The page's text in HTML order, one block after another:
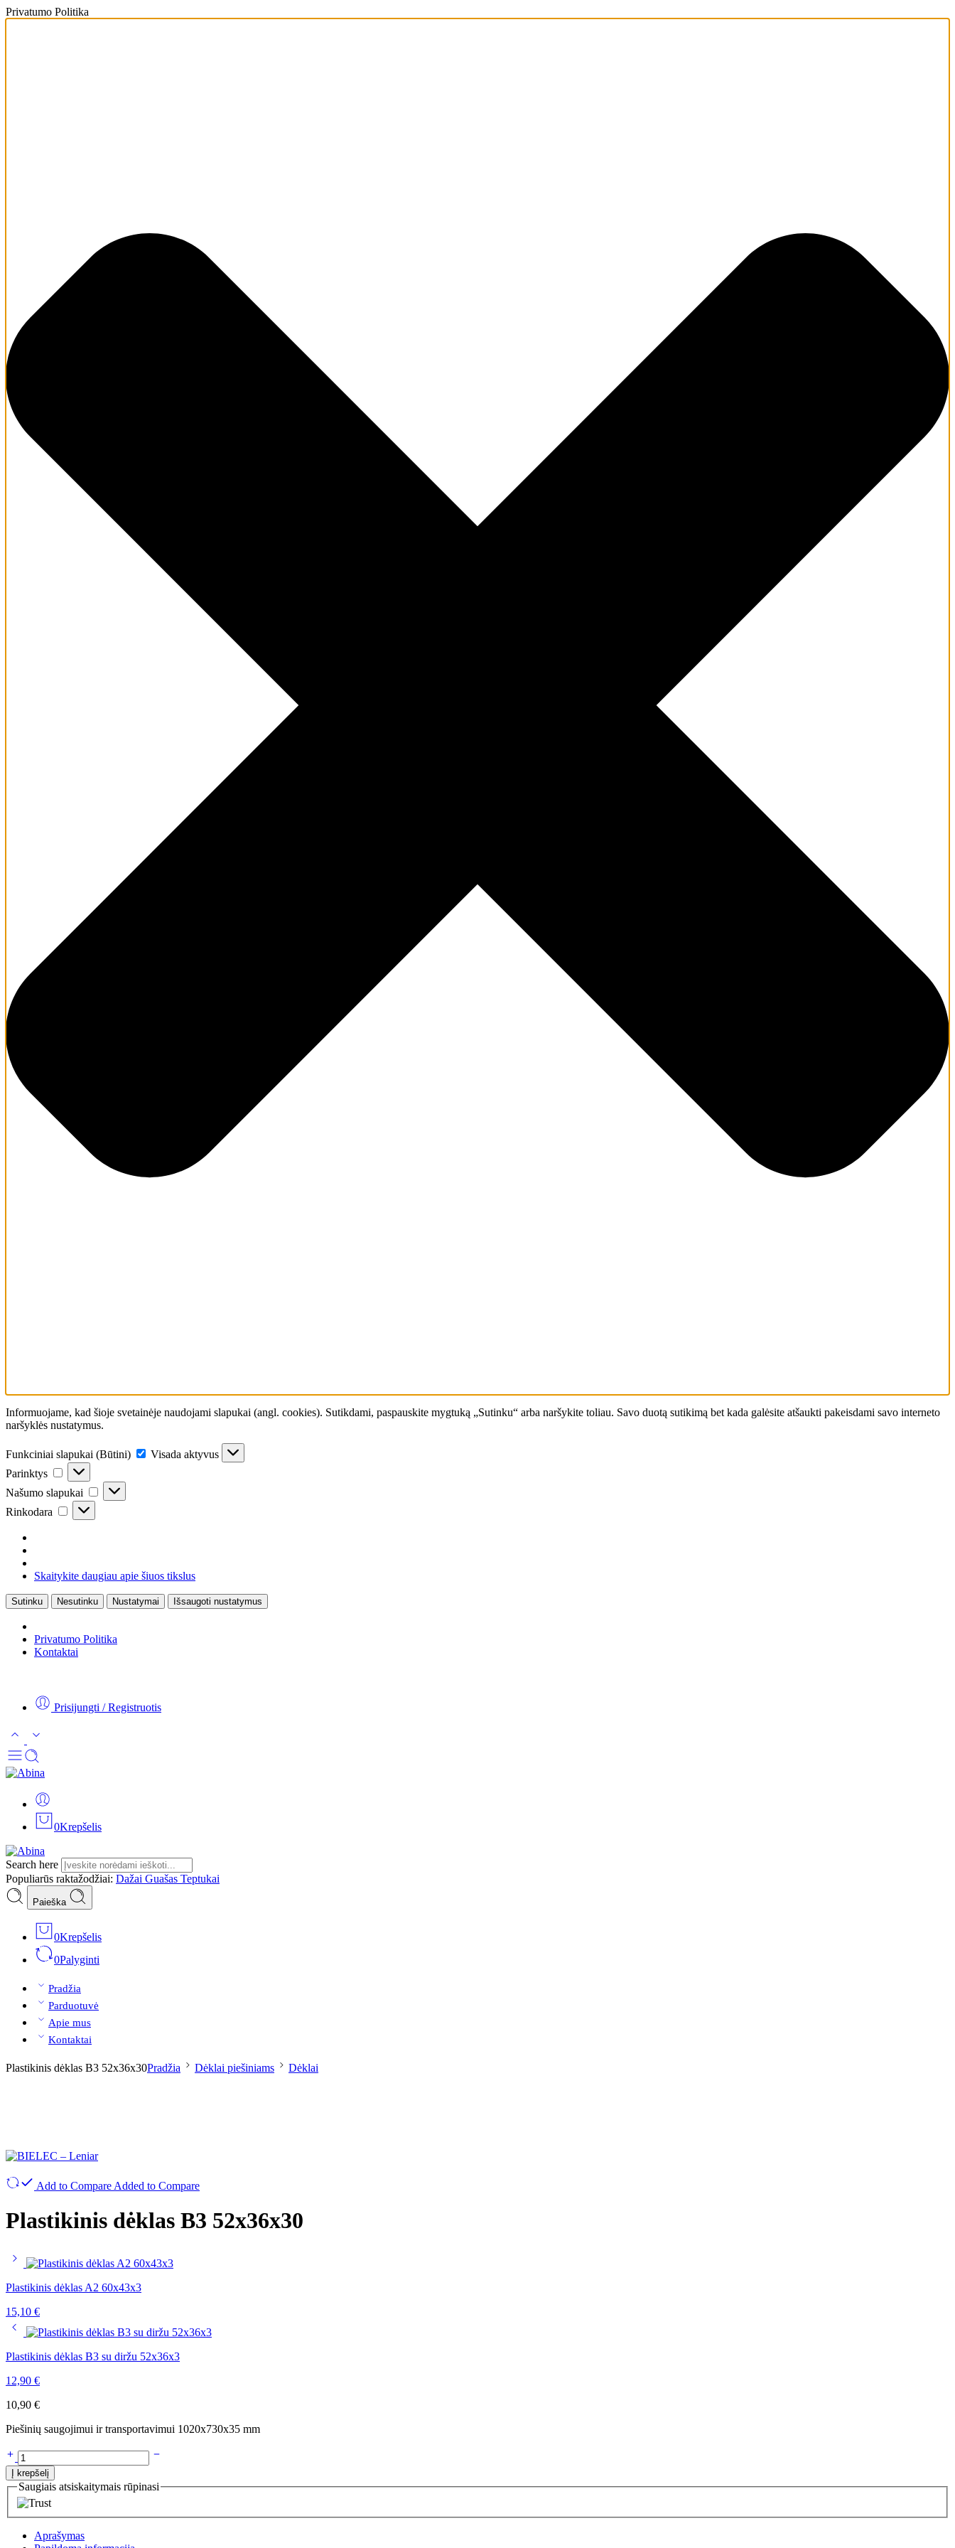
Privatumo Politika
Informuojame, kad šioje svetainėje naudojami slapukai (angl. cookies). Sutikdami, paspauskite mygtuką „Sutinku“ arba naršykite toliau. Savo duotą sutikimą bet kada galėsite atšaukti pakeisdami savo interneto
naršyklės nustatymus.
Funkciniai slapukai (Būtini)
Visada aktyvus
Parinktys
Našumo slapukai
Rinkodara
Skaitykite daugiau apie šiuos tikslus
Sutinku Nesutinku Nustatymai Išsaugoti nustatymus
Privatumo Politika
Kontaktai
Prisijungti / Registruotis
0Krepšelis
Search here
Populiarūs raktažodžiai: Dažai Guašas Teptukai
Paieška
0Krepšelis
0Palyginti
Pradžia
Parduotuvė
Apie mus
Kontaktai
Plastikinis dėklas B3 52x36x30Pradžia Dėklai piešiniams Dėklai
Add to Compare Added to Compare
Plastikinis dėklas B3 52x36x30
Plastikinis dėklas A2 60x43x3
15,10 €
Plastikinis dėklas B3 su diržu 52x36x3
12,90 €
10,90 €
Piešinių saugojimui ir transportavimui 1020x730x35 mm
Į krepšelį
Saugiais atsiskaitymais rūpinasi
Aprašymas